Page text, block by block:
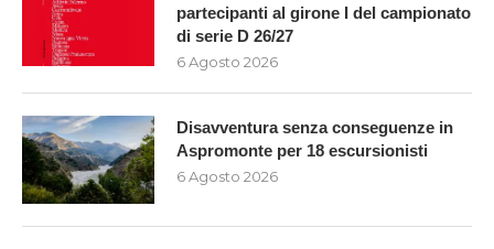
partecipanti al girone I del campionato
di serie D 26/27
6 Agosto 2026
Disavventura senza conseguenze in
Aspromonte per 18 escursionisti
6 Agosto 2026